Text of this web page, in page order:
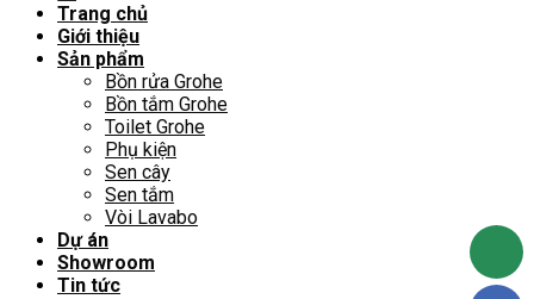
Trang chủ
Giới thiệu
Sản phẩm
Bồn rửa Grohe
Bồn tắm Grohe
Toilet Grohe
Phụ kiện
Sen cây
Sen tắm
Vòi Lavabo
Dự án
Showroom
Tin tức